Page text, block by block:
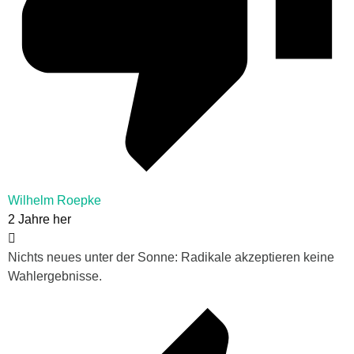
Wilhelm Roepke
2 Jahre her
Nichts neues unter der Sonne: Radikale akzeptieren keine
Wahlergebnisse.